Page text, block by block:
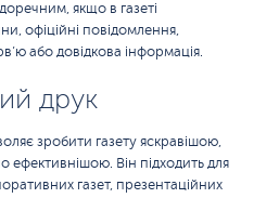
якщо в газеті
офіційні повідомлення,
або довідкова інформація.
друк
зробити газету яскравішою,
ефективнішою. Він підходить для
газет, презентаційних